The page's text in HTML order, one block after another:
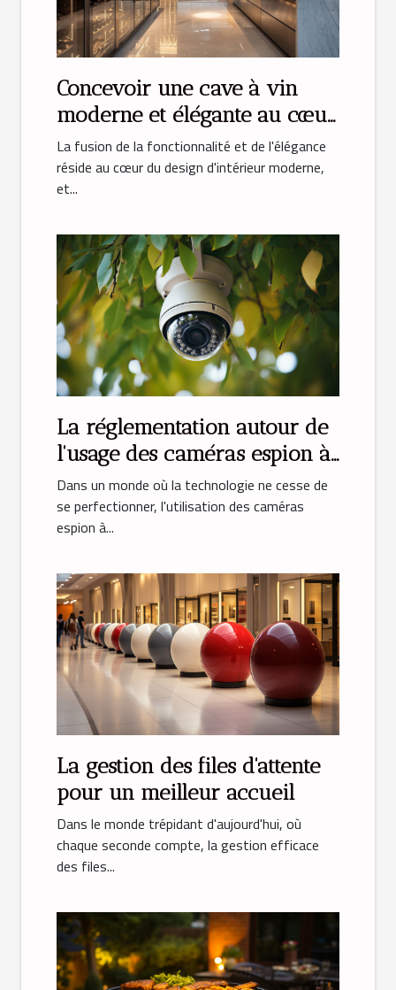
Concevoir une cave à vin
moderne et élégante au cœur
de votre cuisine
La fusion de la fonctionnalité et de l'élégance
réside au cœur du design d'intérieur moderne,
et...
La réglementation autour de
l'usage des caméras espion à
domicile
Dans un monde où la technologie ne cesse de
se perfectionner, l'utilisation des caméras
espion à...
La gestion des files d'attente
pour un meilleur accueil
Dans le monde trépidant d'aujourd'hui, où
chaque seconde compte, la gestion efficace
des files...